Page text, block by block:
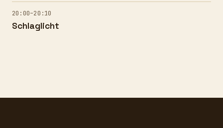
20:00–20:10
Schlaglicht